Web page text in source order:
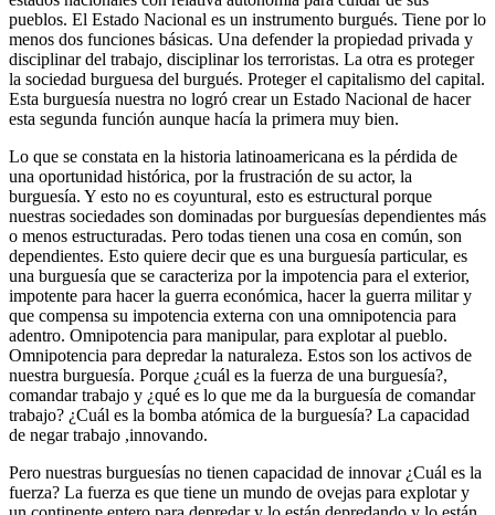
pueblos. El Estado Nacional es un instrumento burgués. Tiene por lo
menos dos funciones básicas. Una defender la propiedad privada y
disciplinar del trabajo, disciplinar los terroristas. La otra es proteger
la sociedad burguesa del burgués. Proteger el capitalismo del capital.
Esta burguesía nuestra no logró crear un Estado Nacional de hacer
esta segunda función aunque hacía la primera muy bien.
Lo que se constata en la historia latinoamericana es la pérdida de
una oportunidad histórica, por la frustración de su actor, la
burguesía. Y esto no es coyuntural, esto es estructural porque
nuestras sociedades son dominadas por burguesías dependientes más
o menos estructuradas. Pero todas tienen una cosa en común, son
dependientes. Esto quiere decir que es una burguesía particular, es
una burguesía que se caracteriza por la impotencia para el exterior,
impotente para hacer la guerra económica, hacer la guerra militar y
que compensa su impotencia externa con una omnipotencia para
adentro. Omnipotencia para manipular, para explotar al pueblo.
Omnipotencia para depredar la naturaleza. Estos son los activos de
nuestra burguesía. Porque ¿cuál es la fuerza de una burguesía?,
comandar trabajo y ¿qué es lo que me da la burguesía de comandar
trabajo? ¿Cuál es la bomba atómica de la burguesía? La capacidad
de negar trabajo ,innovando.
Pero nuestras burguesías no tienen capacidad de innovar ¿Cuál es la
fuerza? La fuerza es que tiene un mundo de ovejas para explotar y